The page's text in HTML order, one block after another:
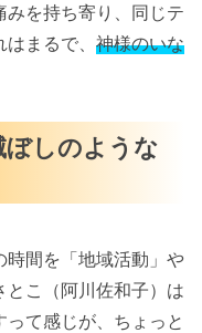
を持ち寄り、同じテ
まるで、 神様のいな
ぼしのような
時間を「地域活動」や
とこ（阿川佐和子）は
て感じが、ちょっと